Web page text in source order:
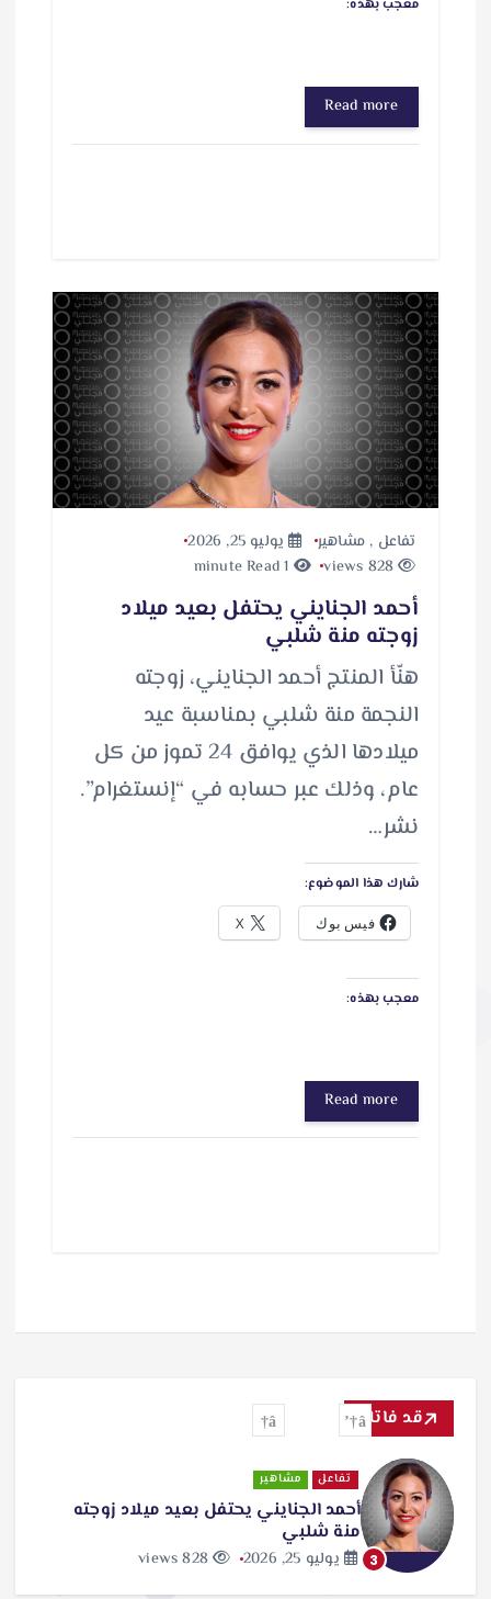
معجب بهذه:
Read more
تفاعل , مشاهير
يوليو 25, 2026
828 views
أحمد الجنايني يحتفل بعيد ميلاد
زوجته منة شلبي
هنّأ المنتج أحمد الجنايني، زوجته
النجمة منة شلبي بمناسبة عيد
ميلادها الذي يوافق 24 تموز من كل
عام، وذلك عبر حسابه في “إنستغرام”.
نشر…
شارك هذا الموضوع:
فيس بوك X
معجب بهذه:
Read more
قد فاتك
3
تفاعل مشاهير
أحمد الجنايني يحتفل بعيد ميلاد زوجته
منة شلبي
يوليو 25, 2026 828 views